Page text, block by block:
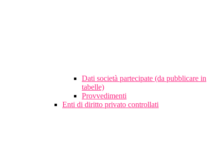
Dati società partecipate (da pubblicare in
tabelle)
Provvedimenti
Enti di diritto privato controllati